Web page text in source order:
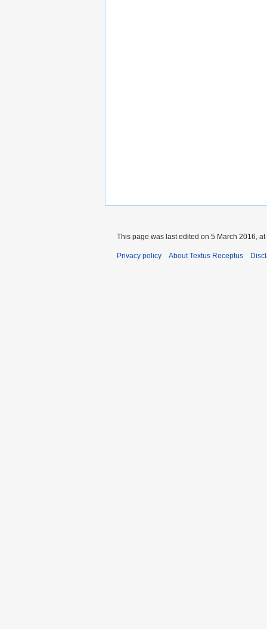
This page was last edited on 5 March 2016, at
Privacy policy About Textus Receptus